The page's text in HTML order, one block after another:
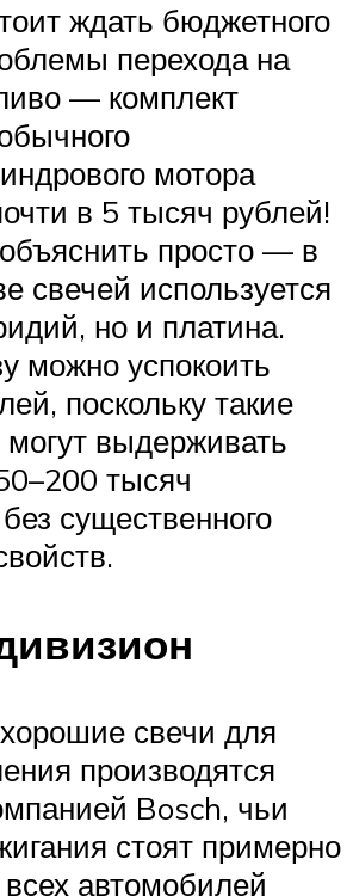
ждать бюджетного
перехода на
— комплект
мотора
в 5 тысяч рублей!
просто — в
свечей используется
но и платина.
можно успокоить
поскольку такие
выдерживать
тысяч
существенного
свечи для
производятся
Bosch, чьи
стоят примерно
автомобилей